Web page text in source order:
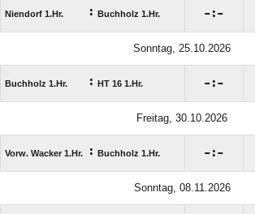
Niendorf 1.Hr. : Buchholz 1.Hr. :
Sonntag, 25.10.2026
Buchholz 1.Hr. : HT 16 1.Hr. :
Freitag, 30.10.2026
Vorw. Wacker 1.Hr. : Buchholz 1.Hr. :
Sonntag, 08.11.2026